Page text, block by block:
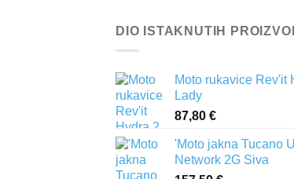
DIO ISTAKNUTIH
Moto rukavice Rev'it
Lady
87,80 €
'Moto jakna Tucano
Network 2G Siva